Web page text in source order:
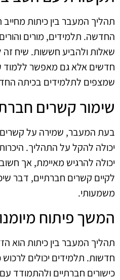
תהליך המעבר בין כיתות
החדשה. תלמידים, מורים
שאלות ולהביע חששות. שיח זה
חדשים אלא גם מאפשר ללמוד
שמצפים לתלמידים בכיתה
שימור קשרים
בעת המעבר, שמירה על
יכולה להקל על התהליך.
יכולה להרגיש מאיימת, אך
לקיים קשרים חברתיים, דבר
משמעותי.
המשך פיתוח
תהליך המעבר בין כיתות הוא
חדשות. תלמידים יכולים
כישורים חברתיים ולהתמודד